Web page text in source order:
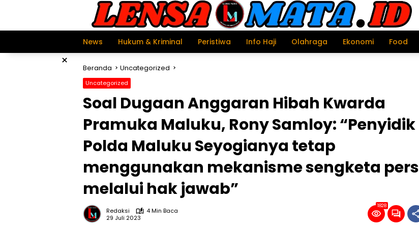
News
Hukum & Kriminal Peristiwa Info Haji Olahraga Ekonomi Food
× Beranda Uncategorized
Uncategorized
Soal Dugaan Anggaran Hibah Kwarda
Pramuka Maluku, Rony Samloy: “Penyidik
Polda Maluku Seyogianya tetap
menggunakan mekanisme sengketa pers
melalui hak jawab”
Redaksi
4 Min Baca
29 Juli 2023
1828